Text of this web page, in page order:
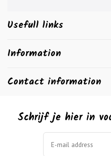
Usefull links
Information
Contact information
Schrijf je hier in